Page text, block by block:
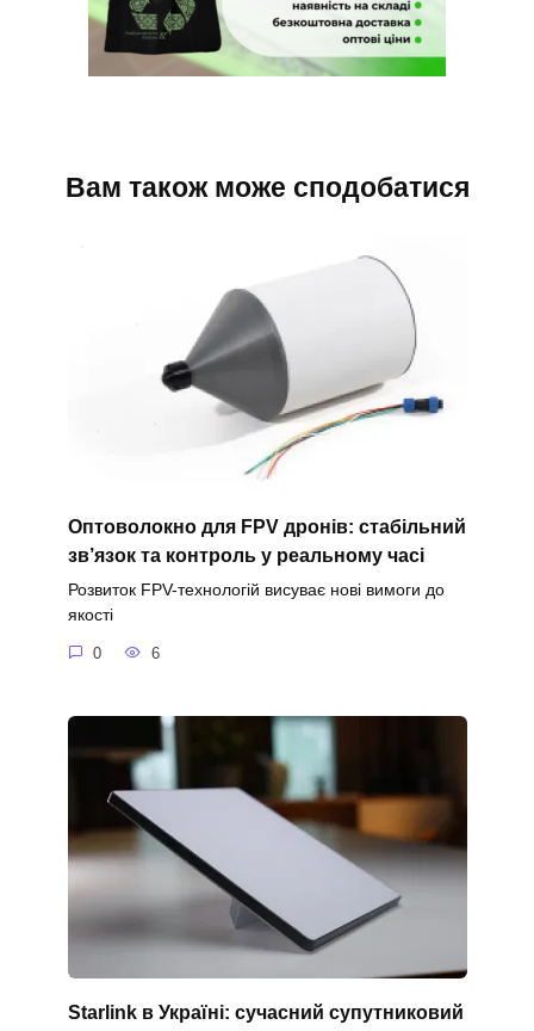
Вам також може сподобатися
Оптоволокно для FPV дронів: стабільний
зв’язок та контроль у реальному часі
Розвиток FPV-технологій висуває нові вимоги до
якості
0 6
Starlink в Україні: сучасний супутниковий